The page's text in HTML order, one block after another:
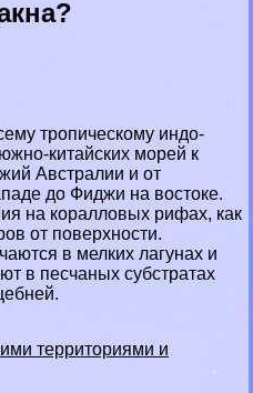
тропическому индо-
китайских морей к
Австралии и от
до Фиджи на востоке.
на коралловых рифах, как
от поверхности.
в мелких лагунах и
в песчаных субстратах
территориями и